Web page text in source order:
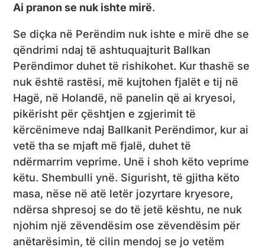
Ai pranon se nuk ishte mirë.
Se diçka në Perëndim nuk ishte e mirë dhe se
qëndrimi ndaj të ashtuquajturit Ballkan
Perëndimor duhet të rishikohet. Kur thashë se
nuk është rastësi, më kujtohen fjalët e tij në
Hagë, në Holandë, në panelin që ai kryesoi,
pikërisht për çështjen e zgjerimit të
kërcënimeve ndaj Ballkanit Perëndimor, kur ai
vetë tha se mjaft më fjalë, duhet të
ndërmarrim veprime. Unë i shoh këto veprime
këtu. Shembulli ynë. Sigurisht, të gjitha këto
masa, nëse në atë letër jozyrtare kryesore,
ndërsa shpresoj se do të jetë kështu, ne nuk
njohim një zëvendësim ose zëvendësim për
anëtarësimin, të cilin mendoj se jo vetëm